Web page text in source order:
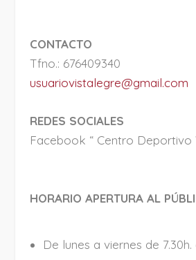
CONTACTO
Tfno.: 676409340
usuariovistalegre@gmail.com
REDES SOCIALES
Facebook “ Centro Deportivo
HORARIO APERTURA AL
De lunes a viernes de 7.30h.